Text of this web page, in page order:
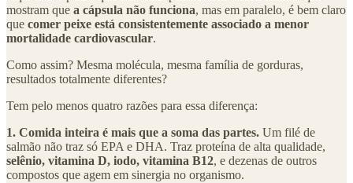
mostram que a cápsula não funciona, mas em paralelo, é bem claro
que comer peixe está consistentemente associado a menor
mortalidade cardiovascular.
Como assim? Mesma molécula, mesma família de gorduras,
resultados totalmente diferentes?
Tem pelo menos quatro razões para essa diferença:
1. Comida inteira é mais que a soma das partes. Um filé de
salmão não traz só EPA e DHA. Traz proteína de alta qualidade,
selênio, vitamina D, iodo, vitamina B12, e dezenas de outros
compostos que agem em sinergia no organismo.